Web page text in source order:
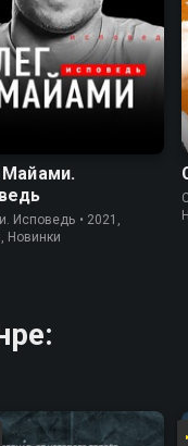
Исповедь • 2021,
Новинки